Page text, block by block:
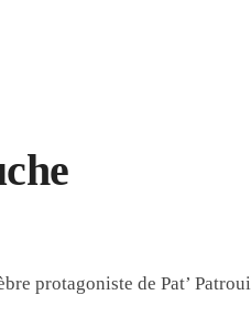
protagoniste de Pat’